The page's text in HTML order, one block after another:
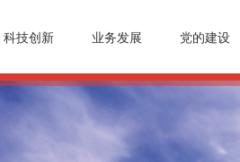
科技创新 业务发展 党的建设